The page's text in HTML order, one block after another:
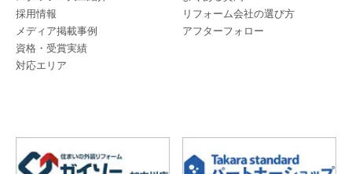
採用情報
メディア掲載事例
資格・受賞実績
対応エリア
リフォーム会社の選び方
アフターフォロー